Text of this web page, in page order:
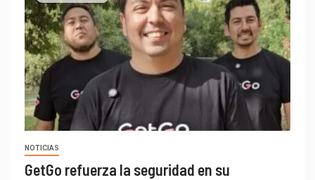
NOTICIAS
GetGo refuerza la seguridad en su